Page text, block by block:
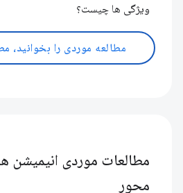
ویژگی ها چیست؟
مطالعات موردی انیمیشن
محور